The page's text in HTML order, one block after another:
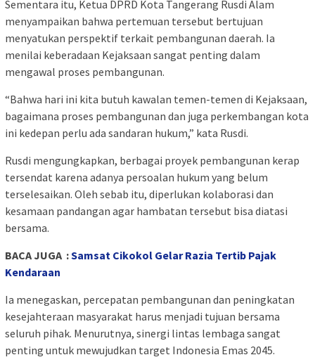
Sementara itu, Ketua DPRD Kota Tangerang Rusdi Alam
menyampaikan bahwa pertemuan tersebut bertujuan
menyatukan perspektif terkait pembangunan daerah. Ia
menilai keberadaan Kejaksaan sangat penting dalam
mengawal proses pembangunan.
“Bahwa hari ini kita butuh kawalan temen-temen di Kejaksaan,
bagaimana proses pembangunan dan juga perkembangan kota
ini kedepan perlu ada sandaran hukum,” kata Rusdi.
Rusdi mengungkapkan, berbagai proyek pembangunan kerap
tersendat karena adanya persoalan hukum yang belum
terselesaikan. Oleh sebab itu, diperlukan kolaborasi dan
kesamaan pandangan agar hambatan tersebut bisa diatasi
bersama.
BACA JUGA :Samsat Cikokol Gelar Razia Tertib Pajak
Kendaraan
Ia menegaskan, percepatan pembangunan dan peningkatan
kesejahteraan masyarakat harus menjadi tujuan bersama
seluruh pihak. Menurutnya, sinergi lintas lembaga sangat
penting untuk mewujudkan target Indonesia Emas 2045.